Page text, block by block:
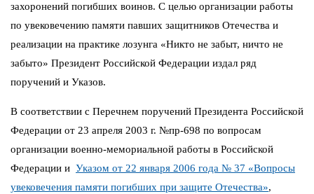
захоронений погибших воинов. С целью организации работы
по увековечению памяти павших защитников Отечества и
реализации на практике лозунга «Никто не забыт, ничто не
забыто» Президент Российской Федерации издал ряд
поручений и Указов.
В соответствии с Перечнем поручений Президента Российской
Федерации от 23 апреля 2003 г. №пр-698 по вопросам
организации военно-мемориальной работы в Российской
Федерации и Указом от 22 января 2006 года № 37 «Вопросы
увековечения памяти погибших при защите Отечества»,